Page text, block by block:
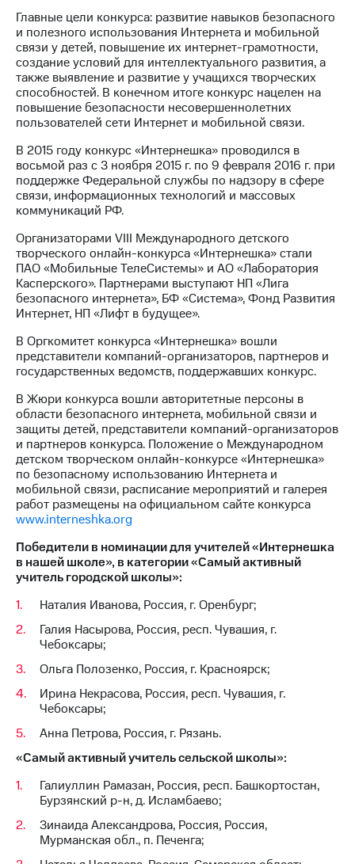
Главные цели конкурса: развитие навыков безопасного
и полезного использования Интернета и мобильной
связи у детей, повышение их интернет-грамотности,
создание условий для интеллектуального развития, а
также выявление и развитие у учащихся творческих
способностей. В конечном итоге конкурс нацелен на
повышение безопасности несовершеннолетних
пользователей сети Интернет и мобильной связи.
В 2015 году конкурс «Интернешка» проводился в
восьмой раз с 3 ноября 2015 г. по 9 февраля 2016 г. при
поддержке Федеральной службы по надзору в сфере
связи, информационных технологий и массовых
коммуникаций РФ.
Организаторами VIII Международного детского
творческого онлайн-конкурса «Интернешка» стали
ПАО «Мобильные ТелеСистемы» и АО «Лаборатория
Касперского». Партнерами выступают НП «Лига
безопасного интернета», БФ «Система», Фонд Развития
Интернет, НП «Лифт в будущее».
В Оргкомитет конкурса «Интернешка» вошли
представители компаний-организаторов, партнеров и
государственных ведомств, поддержавших конкурс.
В Жюри конкурса вошли авторитетные персоны в
области безопасного интернета, мобильной связи и
защиты детей, представители компаний-организаторов
и партнеров конкурса. Положение о Международном
детском творческом онлайн-конкурсе «Интернешка»
по безопасному использованию Интернета и
мобильной связи, расписание мероприятий и галерея
работ размещены на официальном сайте конкурса
www.interneshka.org
Победители в номинации для учителей «Интернешка
в нашей школе», в категории «Самый активный
учитель городской школы»:
Наталия Иванова, Россия, г. Оренбург;
Галия Насырова, Россия, респ. Чувашия, г.
Чебоксары;
Ольга Полозенко, Россия, г. Красноярск;
Ирина Некрасова, Россия, респ. Чувашия, г.
Чебоксары;
Анна Петрова, Россия, г. Рязань.
«Самый активный учитель сельской школы»:
Галиуллин Рамазан, Россия, респ. Башкортостан,
Бурзянский р-н, д. Исламбаево;
Зинаида Александрова, Россия, Россия,
Мурманская обл., п. Печенга;